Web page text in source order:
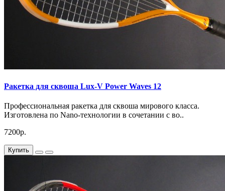
Ракетка для сквоша Lux-V Power Waves 12
Профессиональная ракетка для сквоша мирового класса.
Изготовлена по Nano-технологии в сочетании с во..
7200р.
Купить